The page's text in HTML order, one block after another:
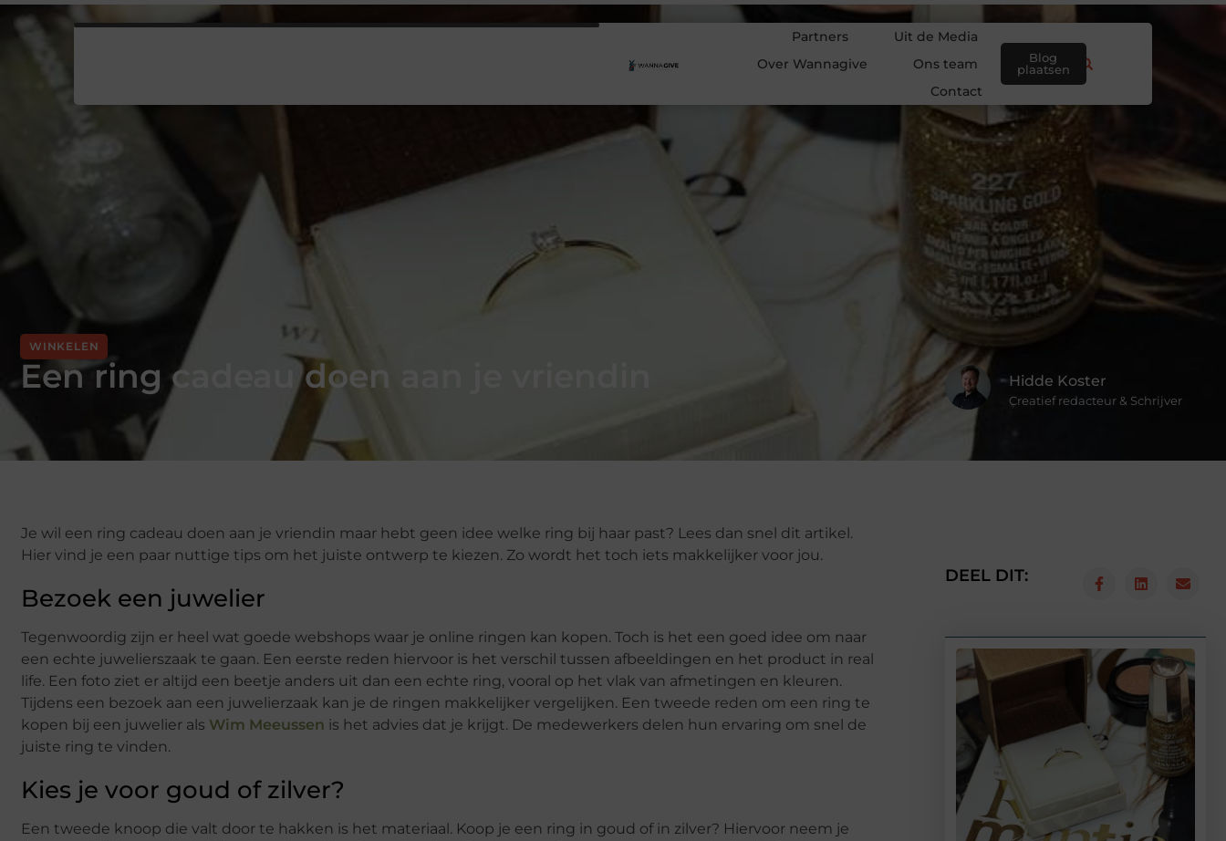
Partners
Uit de Media
Over Wannagive
Ons team
Contact
Blog
plaatsen
WINKELEN
Een ring cadeau doen aan je vriendin Hidde Koster
Creatief redacteur & Schrijver
Je wil een ring cadeau doen aan je vriendin maar hebt geen idee welke ring bij haar past? Lees dan snel dit artikel.
Hier vind je een paar nuttige tips om het juiste ontwerp te kiezen. Zo wordt het toch iets makkelijker voor jou.
Bezoek een juwelier
Tegenwoordig zijn er heel wat goede webshops waar je online ringen kan kopen. Toch is het een goed idee om naar
een echte juwelierszaak te gaan. Een eerste reden hiervoor is het verschil tussen afbeeldingen en het product in real
life. Een foto ziet er altijd een beetje anders uit dan een echte ring, vooral op het vlak van afmetingen en kleuren.
Tijdens een bezoek aan een juwelierzaak kan je de ringen makkelijker vergelijken. Een tweede reden om een ring te
kopen bij een juwelier als Wim Meeussen is het advies dat je krijgt. De medewerkers delen hun ervaring om snel de
juiste ring te vinden.
Kies je voor goud of zilver?
Een tweede knoop die valt door te hakken is het materiaal. Koop je een ring in goud of in zilver? Hiervoor neem je
DEEL DIT: